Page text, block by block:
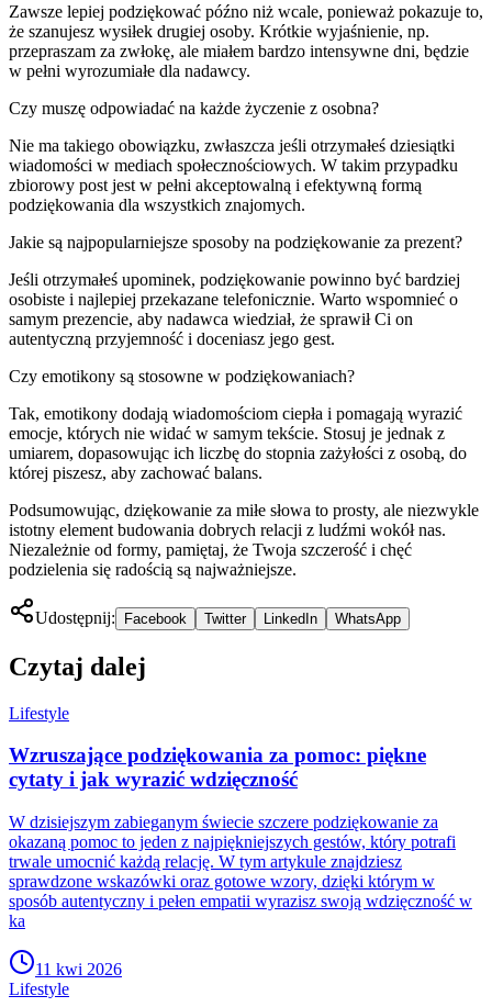
Zawsze lepiej podziękować późno niż wcale, ponieważ pokazuje to,
że szanujesz wysiłek drugiej osoby. Krótkie wyjaśnienie, np.
przepraszam za zwłokę, ale miałem bardzo intensywne dni, będzie
w pełni wyrozumiałe dla nadawcy.
Czy muszę odpowiadać na każde życzenie z osobna?
Nie ma takiego obowiązku, zwłaszcza jeśli otrzymałeś dziesiątki
wiadomości w mediach społecznościowych. W takim przypadku
zbiorowy post jest w pełni akceptowalną i efektywną formą
podziękowania dla wszystkich znajomych.
Jakie są najpopularniejsze sposoby na podziękowanie za prezent?
Jeśli otrzymałeś upominek, podziękowanie powinno być bardziej
osobiste i najlepiej przekazane telefonicznie. Warto wspomnieć o
samym prezencie, aby nadawca wiedział, że sprawił Ci on
autentyczną przyjemność i doceniasz jego gest.
Czy emotikony są stosowne w podziękowaniach?
Tak, emotikony dodają wiadomościom ciepła i pomagają wyrazić
emocje, których nie widać w samym tekście. Stosuj je jednak z
umiarem, dopasowując ich liczbę do stopnia zażyłości z osobą, do
której piszesz, aby zachować balans.
Podsumowując, dziękowanie za miłe słowa to prosty, ale niezwykle
istotny element budowania dobrych relacji z ludźmi wokół nas.
Niezależnie od formy, pamiętaj, że Twoja szczerość i chęć
podzielenia się radością są najważniejsze.
Udostępnij: Facebook Twitter LinkedIn WhatsApp
Czytaj dalej
Lifestyle
Wzruszające podziękowania za pomoc: piękne
cytaty i jak wyrazić wdzięczność
W dzisiejszym zabieganym świecie szczere podziękowanie za
okazaną pomoc to jeden z najpiękniejszych gestów, który potrafi
trwale umocnić każdą relację. W tym artykule znajdziesz
sprawdzone wskazówki oraz gotowe wzory, dzięki którym w
sposób autentyczny i pełen empatii wyrazisz swoją wdzięczność w
ka
11 kwi 2026
Lifestyle